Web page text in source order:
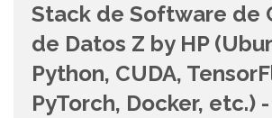
Stack de Software de
de Datos Z by HP
Python, CUDA,
PyTorch, Docker, etc.) -